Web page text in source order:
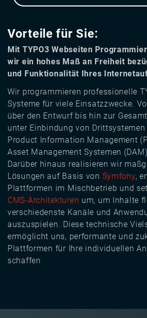
Vorteile für Sie:
Mit TYPO3 Webseiten
wir ein hohes Maß an Freiheit
und Funktionalität Ihres
Wir programmieren professionelle
Systeme für viele Einsatzzwecke.
über den Entwurf bis hin zur
unter Einbindung von Drittsystemen
Product Information Management
Asset Management Systemen
Darüber hinaus realisieren wir
Lösungen auf Basis von Symfony,
Plattformen im Mischbetrieb und
CMS-Architekturen um, um Inhalte
verschiedenste Kanäle und
auszuspielen. Diese technische
ermöglicht uns, performante und
Plattformen für Ihre individuellen
schaffen